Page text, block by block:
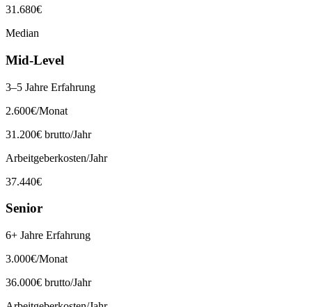
31.680€
Median
Mid-Level
3–5 Jahre Erfahrung
2.600€/Monat
31.200€ brutto/Jahr
Arbeitgeberkosten/Jahr
37.440€
Senior
6+ Jahre Erfahrung
3.000€/Monat
36.000€ brutto/Jahr